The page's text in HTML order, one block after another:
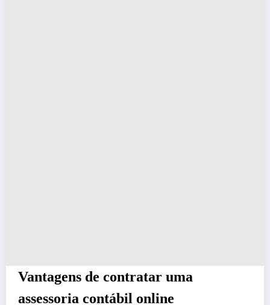
Vantagens de contratar uma
assessoria contábil online